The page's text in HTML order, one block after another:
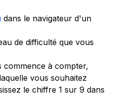
dans le navigateur d'un
de difficulté que vous
commence à compter,
vous souhaitez
le chiffre 1 sur 9 dans